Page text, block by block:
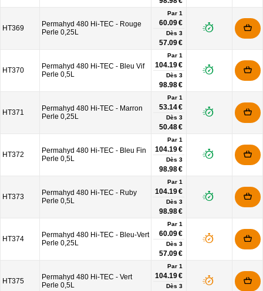
HT369
Permahyd 480 Hi-TEC - Rouge
Perle 0,25L
Par 1
60.09 €
Dès 3
57.09 €
HT370
Permahyd 480 Hi-TEC - Bleu Vif
Perle 0,5L
Par 1
104.19 €
Dès 3
98.98 €
HT371
Permahyd 480 Hi-TEC - Marron
Perle 0,25L
Par 1
53.14 €
Dès 3
50.48 €
HT372
Permahyd 480 Hi-TEC - Bleu Fin
Perle 0,5L
Par 1
104.19 €
Dès 3
98.98 €
HT373
Permahyd 480 Hi-TEC - Ruby
Perle 0,5L
Par 1
104.19 €
Dès 3
98.98 €
HT374
Permahyd 480 Hi-TEC - Bleu-Vert
Perle 0,25L
Par 1
60.09 €
Dès 3
57.09 €
HT375
Permahyd 480 Hi-TEC - Vert
Perle 0,5L
Par 1
104.19 €
Dès 3